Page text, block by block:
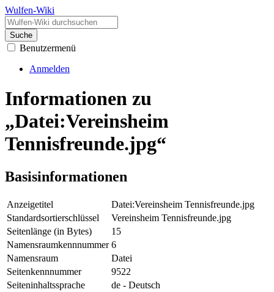
Wulfen-Wiki
Suche
Benutzermenü
Anmelden
Informationen zu
„Datei:Vereinsheim
Tennisfreunde.jpg“
Basisinformationen
Anzeigetitel
Datei:Vereinsheim Tennisfreunde.jpg
Standardsortierschlüssel
Vereinsheim Tennisfreunde.jpg
Seitenlänge (in Bytes)
15
Namensraumkennnummer 6
Namensraum
Datei
Seitenkennnummer
9522
Seiteninhaltssprache
de - Deutsch